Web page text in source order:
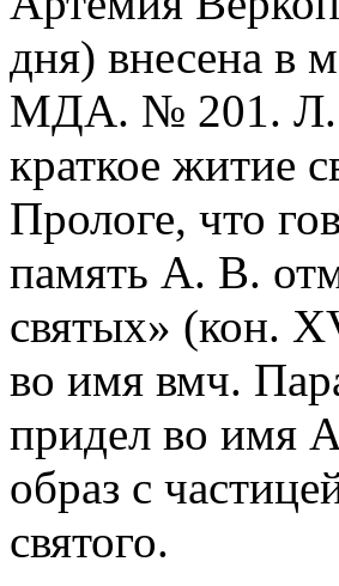
дня) внесена в
МДА. № 201. Л.
краткое житие
Прологе, что
память А. В.
святых» (кон.
во имя вмч.
придел во имя
образ с
святого.